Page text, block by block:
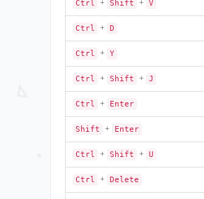
Ctrl + Shift + V
Ctrl + D
Ctrl + Y
Ctrl + Shift + J
Ctrl + Enter
Shift + Enter
Ctrl + Shift + U
Ctrl + Delete